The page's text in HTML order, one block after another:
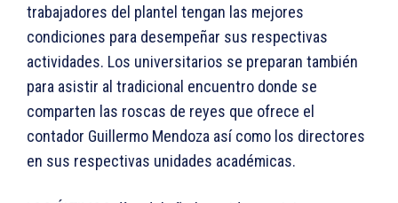
trabajadores del plantel tengan las mejores
condiciones para desempeñar sus respectivas
actividades. Los universitarios se preparan también
para asistir al tradicional encuentro donde se
comparten las roscas de reyes que ofrece el
contador Guillermo Mendoza así como los directores
en sus respectivas unidades académicas.